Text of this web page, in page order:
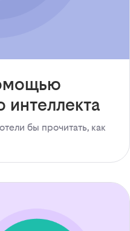
интеллекта
бы прочитать, как